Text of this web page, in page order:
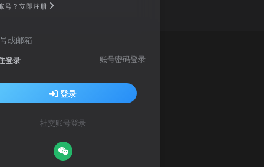
号？立即注册
或邮箱
登录 账号密码登录
登录
社交账号登录